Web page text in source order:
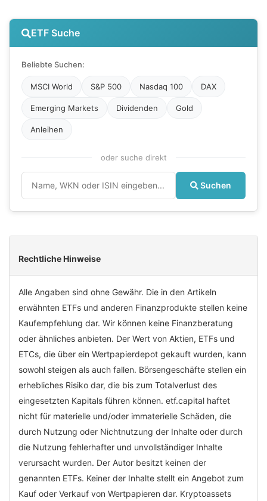
ETF Suche
Beliebte Suchen:
MSCI World S&P 500 Nasdaq 100 DAX
Emerging Markets Dividenden Gold
Anleihen
oder suche direkt
Suchen
Rechtliche Hinweise
Alle Angaben sind ohne Gewähr. Die in den Artikeln
erwähnten ETFs und anderen Finanzprodukte stellen keine
Kaufempfehlung dar. Wir können keine Finanzberatung
oder ähnliches anbieten. Der Wert von Aktien, ETFs und
ETCs, die über ein Wertpapierdepot gekauft wurden, kann
sowohl steigen als auch fallen. Börsengeschäfte stellen ein
erhebliches Risiko dar, die bis zum Totalverlust des
eingesetzten Kapitals führen können. etf.capital haftet
nicht für materielle und/oder immaterielle Schäden, die
durch Nutzung oder Nichtnutzung der Inhalte oder durch
die Nutzung fehlerhafter und unvollständiger Inhalte
verursacht wurden. Der Autor besitzt keinen der
genannten ETFs. Keiner der Inhalte stellt ein Angebot zum
Kauf oder Verkauf von Wertpapieren dar. Kryptoassets